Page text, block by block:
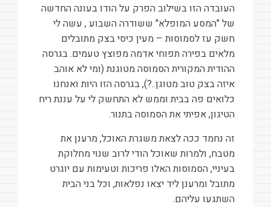
העובדה הזו בשילוב הפרק על הודו בעונה החדשה
של "המסע המופלא" ששודרה השבוע , עשה לי
חשק עז לסמוסות – מעין כיסי בצק מתובלים
מלאים בפירה תפוחי אדמה מפוצץ טעמים. בגרסה
ההודית המקורית הסמוסה מטוגנת (ומי לא אוהב
איזה בצק טוב מטוגן..?), בגרסה הזו היות ואנחנו
כלואים פה בבית וממש לא התחשק לי על עננת ריח
הטיגון, אפיתי את הסמוסה בתנור.
זה נחמד ככה לצאת משגרת האוכל, מרענן את
מטבח, ולמרות שאוכל הודי לרוב שנוי מחלוקת
בעיניי, הסמוסות האלו פריכות וטעימות עם יוגרט
מתובל ומרענן ליד יצאו נפלאות, וכל בני הבית
השתגעו עליהם.